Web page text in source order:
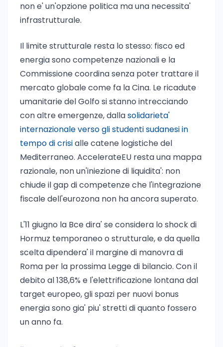
non e' un'opzione politica ma una necessita'
infrastrutturale.
Il limite strutturale resta lo stesso: fisco ed
energia sono competenze nazionali e la
Commissione coordina senza poter trattare il
mercato globale come fa la Cina. Le ricadute
umanitarie del Golfo si stanno intrecciando
con altre emergenze, dallasolidarieta'
internazionale verso gli studenti sudanesi in
tempo di crisialle catene logistiche del
Mediterraneo. AccelerateEU resta una mappa
razionale, non un'iniezione di liquidita': non
chiude il gap di competenze che l'integrazione
fiscale dell'eurozona non ha ancora superato.
L'11 giugno la Bce dira' se considera lo shock di
Hormuz temporaneo o strutturale, e da quella
scelta dipendera' il margine di manovra di
Roma per la prossima Legge di bilancio. Con il
debito al 138,6% e l'elettrificazione lontana dal
target europeo, gli spazi per nuovi bonus
energia sono gia' piu' stretti di quanto fossero
un anno fa.